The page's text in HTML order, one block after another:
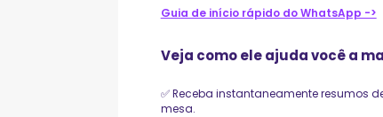
Guia de início rápido do WhatsApp ->
Veja como ele ajuda você a
✅ Receba instantaneamente resumos
mesa.